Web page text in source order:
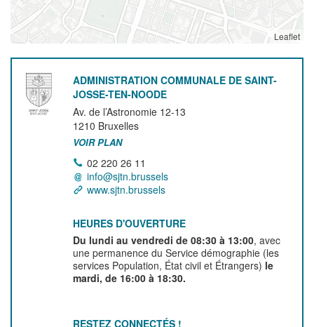
Leaflet
ADMINISTRATION COMMUNALE DE SAINT-
JOSSE-TEN-NOODE
Av. de l’Astronomie 12-13
1210 Bruxelles
VOIR PLAN
02 220 26 11
info@sjtn.brussels
www.sjtn.brussels
HEURES D'OUVERTURE
Du lundi au vendredi de 08:30 à 13:00, avec
une permanence du Service démographie (les
services Population, État civil et Étrangers) le
mardi, de 16:00 à 18:30.
RESTEZ CONNECTÉS !